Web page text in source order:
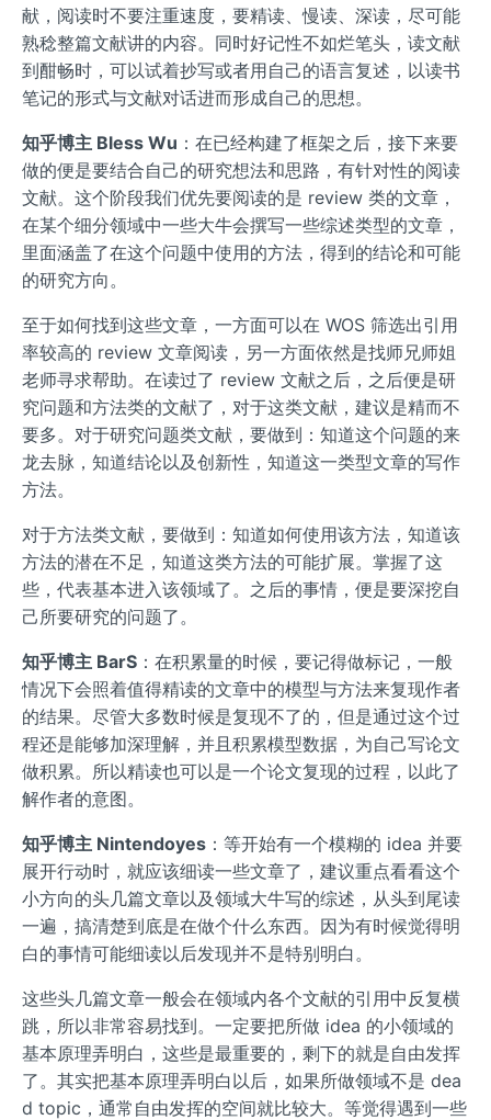
献，阅读时不要注重速度，要精读、慢读、深读，尽可能
熟稔整篇文献讲的内容。同时好记性不如烂笔头，读文献
到酣畅时，可以试着抄写或者用自己的语言复述，以读书
笔记的形式与文献对话进而形成自己的思想。
知乎博主 Bless Wu ：在已经构建了框架之后，接下来要
做的便是要结合自己的研究想法和思路，有针对性的阅读
文献。这个阶段我们优先要阅读的是 review 类的文章，
在某个细分领域中一些大牛会撰写一些综述类型的文章，
里面涵盖了在这个问题中使用的方法，得到的结论和可能
的研究方向。
至于如何找到这些文章，一方面可以在 WOS 筛选出引用
率较高的 review 文章阅读，另一方面依然是找师兄师姐
老师寻求帮助。在读过了 review 文献之后，之后便是研
究问题和方法类的文献了，对于这类文献，建议是精而不
要多。对于研究问题类文献，要做到：知道这个问题的来
龙去脉，知道结论以及创新性，知道这一类型文章的写作
方法。
对于方法类文献，要做到：知道如何使用该方法，知道该
方法的潜在不足，知道这类方法的可能扩展。掌握了这
些，代表基本进入该领域了。之后的事情，便是要深挖自
己所要研究的问题了。
知乎博主 BarS ：在积累量的时候，要记得做标记，一般
情况下会照着值得精读的文章中的模型与方法来复现作者
的结果。尽管大多数时候是复现不了的，但是通过这个过
程还是能够加深理解，并且积累模型数据，为自己写论文
做积累。所以精读也可以是一个论文复现的过程，以此了
解作者的意图。
知乎博主 Nintendoyes ：等开始有一个模糊的 idea 并要
展开行动时，就应该细读一些文章了，建议重点看看这个
小方向的头几篇文章以及领域大牛写的综述，从头到尾读
一遍，搞清楚到底是在做个什么东西。因为有时候觉得明
白的事情可能细读以后发现并不是特别明白。
这些头几篇文章一般会在领域内各个文献的引用中反复横
跳，所以非常容易找到。一定要把所做 idea 的小领域的
基本原理弄明白，这些是最重要的，剩下的就是自由发挥
了。其实把基本原理弄明白以后，如果所做领域不是 dea
d topic，通常自由发挥的空间就比较大。等觉得遇到一些